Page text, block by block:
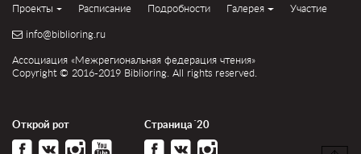
Проекты Расписание Подробности Галерея
Участие
info@biblioring.ru
Ассоциация «Межрегиональная федерация чтения»
Copyright © 2016-2019 Biblioring. All rights reserved.
Открой рот Страница´20